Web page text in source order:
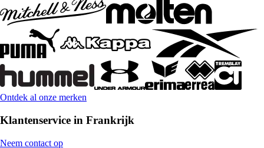
Ontdek al onze merken
Klantenservice in Frankrijk
Neem contact op